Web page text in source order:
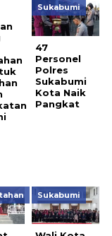
Sukabumi
47
Personel
Polres
Sukabumi
Kota Naik
Pangkat
Sukabumi